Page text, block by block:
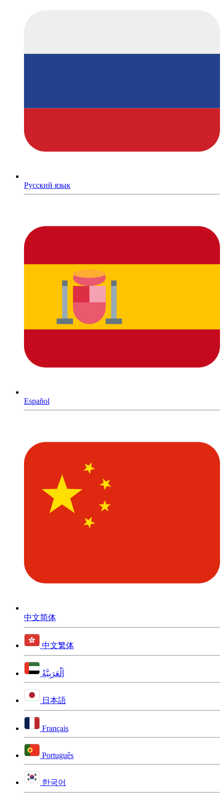
Русский язык
Español
中文简体
中文繁体
اَلْعَرَبِيَّةُ
日本語
Français
Português
한국어